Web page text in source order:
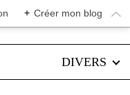
+ Créer mon blog
DIVERS